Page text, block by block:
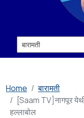
Home
बारामती
[Saam TV]नागपूर
हल्लाबोल